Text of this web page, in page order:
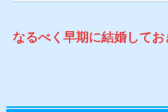
なるべく早期に結婚してお